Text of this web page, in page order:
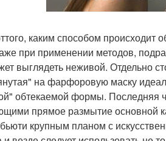
каким способом происходит
при применении методов,
выглядеть неживой. Отдельно
на фарфоровую маску
обтекаемой формы. Последняя
прямое размытие основной
крупным планом с